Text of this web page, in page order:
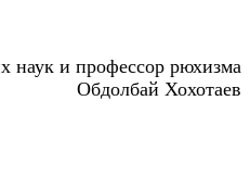
наук и профессор рюхизма
Обдолбай Хохотаев